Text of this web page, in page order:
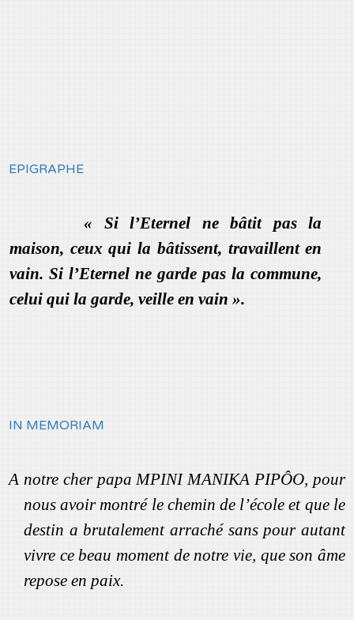
EPIGRAPHE
« Si l’Eternel ne bâtit pas la
maison, ceux qui la bâtissent, travaillent en
vain. Si l’Eternel ne garde pas la commune,
celui qui la garde, veille en vain ».
IN MEMORIAM
A notre cher papa MPINI MANIKA PIPÔO, pour
nous avoir montré le chemin de l’école et que le
destin a brutalement arraché sans pour autant
vivre ce beau moment de notre vie, que son âme
repose en paix.